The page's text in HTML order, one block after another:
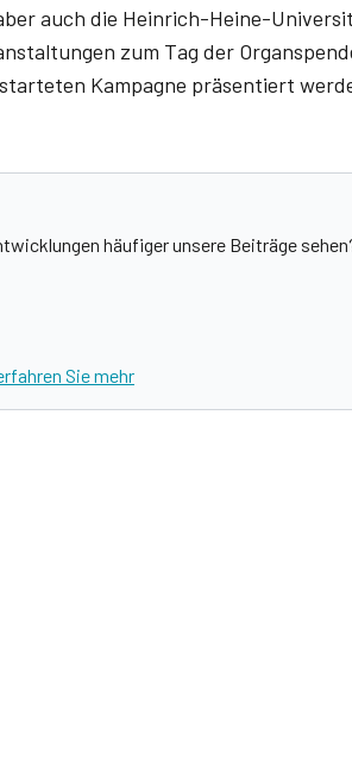
auch die Heinrich-Heine-
zum Tag der
Kampagne präsentiert
häufiger unsere Beiträge
Sie mehr